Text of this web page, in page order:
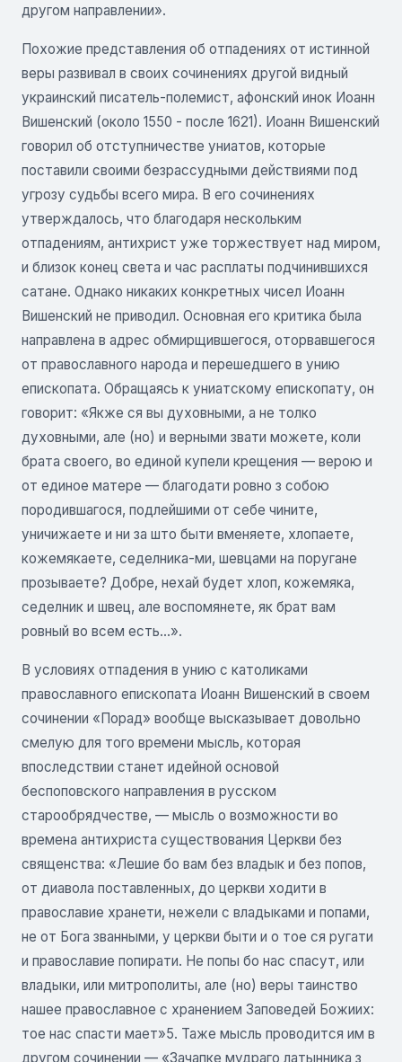
другом направлении».
Похожие представления об отпадениях от истинной
веры развивал в своих сочинениях другой видный
украинский писатель-полемист, афонский инок Иоанн
Вишенский (около 1550 - после 1621). Иоанн Вишенский
говорил об отступничестве униатов, которые
поставили своими безрассудными действиями под
угрозу судьбы всего мира. В его сочинениях
утверждалось, что благодаря нескольким
отпадениям, антихрист уже торжествует над миром,
и близок конец света и час расплаты подчинившихся
сатане. Однако никаких конкретных чисел Иоанн
Вишенский не приводил. Основная его критика была
направлена в адрес обмирщившегося, оторвавшегося
от православного народа и перешедшего в унию
епископата. Обращаясь к униатскому епископату, он
говорит: «Якже ся вы духовными, а не толко
духовными, але (но) и верными звати можете, коли
брата своего, во единой купели крещения — верою и
от единое матере — благодати ровно з собою
породившагося, подлейшими от себе чините,
уничижаете и ни за што быти вменяете, хлопаете,
кожемякаете, седелника-ми, шевцами на поругане
прозываете? Добре, нехай будет хлоп, кожемяка,
седелник и швец, але воспомянете, як брат вам
ровный во всем есть...».
В условиях отпадения в унию с католиками
православного епископата Иоанн Вишенский в своем
сочинении «Порад» вообще высказывает довольно
смелую для того времени мысль, которая
впоследствии станет идейной основой
беспоповского направления в русском
старообрядчестве, — мысль о возможности во
времена антихриста существования Церкви без
священства: «Лешие бо вам без владык и без попов,
от диавола поставленных, до церкви ходити в
православие хранети, нежели с владыками и попами,
не от Бога званными, у церкви быти и о тое ся ругати
и православие попирати. Не попы бо нас спасут, или
владыки, или митрополиты, але (но) веры таинство
нашее православное с хранением Заповедей Божиих:
тое нас спасти мает»5. Таже мысль проводится им в
другом сочинении — «Зачапке мудраго латынника з